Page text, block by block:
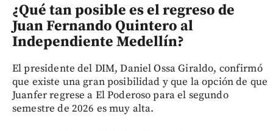
¿Qué tan posible es el regreso de
Juan Fernando Quintero al
Independiente Medellín?
El presidente del DIM, Daniel Ossa Giraldo, confirmó
que existe una gran posibilidad y que la opción de que
Juanfer regrese a El Poderoso para el segundo
semestre de 2026 es muy alta.